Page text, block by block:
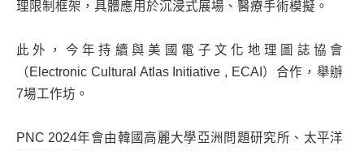
理限制框架，具體應用於沉浸式展場、醫療手術模擬。
此外，今年持續與美國電子文化地理圖誌協會
（Electronic Cultural Atlas Initiative , ECAI）合作，舉辦
7場工作坊。
PNC 2024年會由韓國高麗大學亞洲問題研究所、太平洋